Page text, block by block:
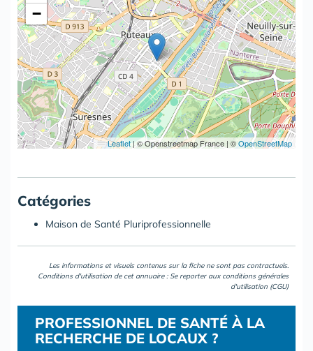
−
Leaflet|© Openstreetmap France | ©OpenStreetMap
Catégories
Maison de Santé Pluriprofessionnelle
Les informations et visuels contenus sur la fiche ne sont pas contractuels.
Conditions d'utilisation de cet annuaire : Se reporter aux conditions générales
d'utilisation (CGU)
PROFESSIONNEL DE SANTÉ À LA
RECHERCHE DE LOCAUX ?